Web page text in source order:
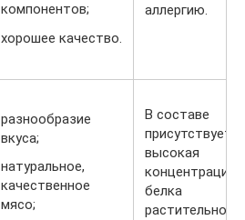
компонентов;
хорошее качество.
аллергию.
разнообразие
вкуса;
натуральное,
качественное
мясо;
В составе
присутствует
высокая
концентрация
белка
растительного